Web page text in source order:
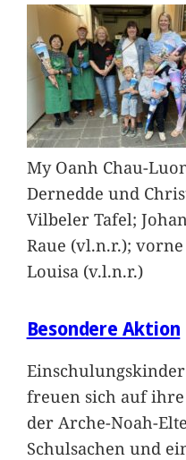
My Oanh Chau-
Dernedde und
Vilbeler Tafel;
Raue (vl.n.r.);
Louisa (v.l.n.r.)
Besondere Aktion
freuen sich auf ihre
der Arche-Noah-
Schulsachen und